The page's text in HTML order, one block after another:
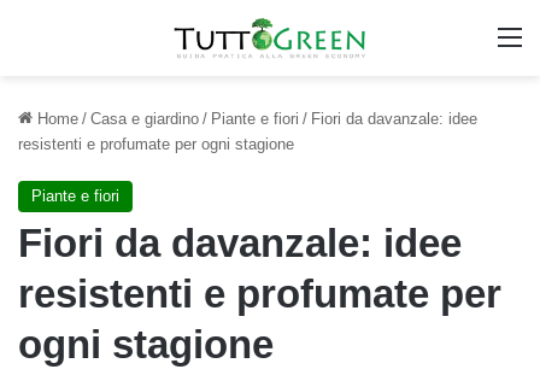
Home / Casa e giardino / Piante e fiori / Fiori da davanzale: idee
resistenti e profumate per ogni stagione
Piante e fiori
Fiori da davanzale: idee
resistenti e profumate per
ogni stagione